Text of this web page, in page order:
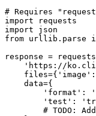
# Requires
import requests
import json
from urllib.parse
response =
'https://
    data={
'format':
'test':
# TODO: